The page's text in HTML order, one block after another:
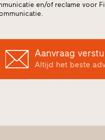
en/of reclame voor
Aanvraag
Altijd het beste